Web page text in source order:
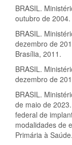
BRASIL.
outubro de
BRASIL.
dezembro de
Brasília, 2011.
BRASIL.
dezembro de
BRASIL.
de maio de
federal de
modalidades de
Primária à